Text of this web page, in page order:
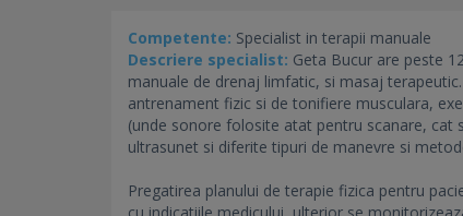
Competente: Specialist in terapii manuale
Descriere specialist: Geta Bucur are peste
manuale de drenaj limfatic, si masaj
antrenament fizic si de tonifiere musculara,
(unde sonore folosite atat pentru scanare,
ultrasunet si diferite tipuri de manevre si
Pregatirea planului de terapie fizica pentru